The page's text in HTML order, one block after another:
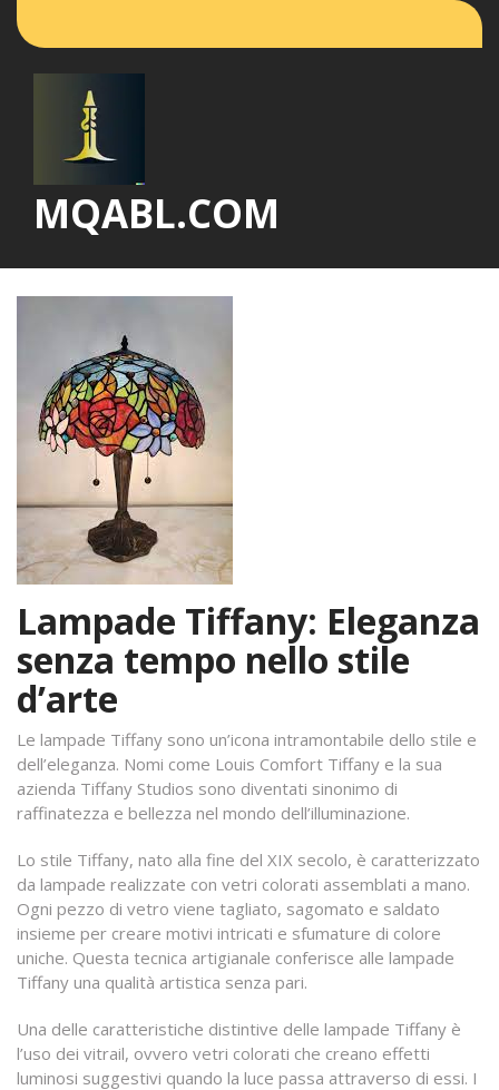
MQABL.COM
Lampade Tiffany: Eleganza
senza tempo nello stile
d’arte
Le lampade Tiffany sono un’icona intramontabile dello stile e
dell’eleganza. Nomi come Louis Comfort Tiffany e la sua
azienda Tiffany Studios sono diventati sinonimo di
raffinatezza e bellezza nel mondo dell’illuminazione.
Lo stile Tiffany, nato alla fine del XIX secolo, è caratterizzato
da lampade realizzate con vetri colorati assemblati a mano.
Ogni pezzo di vetro viene tagliato, sagomato e saldato
insieme per creare motivi intricati e sfumature di colore
uniche. Questa tecnica artigianale conferisce alle lampade
Tiffany una qualità artistica senza pari.
Una delle caratteristiche distintive delle lampade Tiffany è
l’uso dei vitrail, ovvero vetri colorati che creano effetti
luminosi suggestivi quando la luce passa attraverso di essi. I